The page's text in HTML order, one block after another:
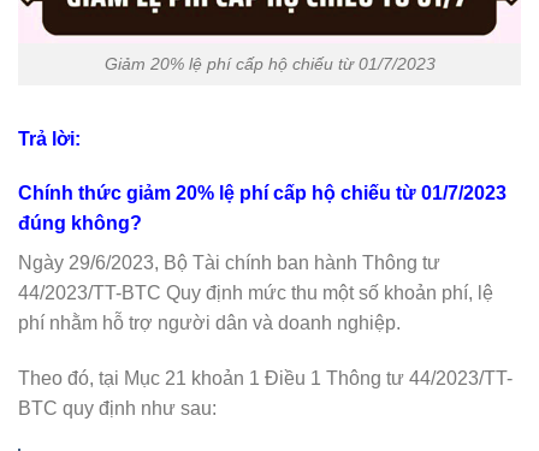
Giảm 20% lệ phí cấp hộ chiếu từ 01/7/2023
Trả lời:
Chính thức giảm 20% lệ phí cấp hộ chiếu từ 01/7/2023
đúng không?
Ngày 29/6/2023, Bộ Tài chính ban hành Thông tư
44/2023/TT-BTC Quy định mức thu một số khoản phí, lệ
phí nhằm hỗ trợ người dân và doanh nghiệp.
Theo đó, tại Mục 21 khoản 1 Điều 1 Thông tư 44/2023/TT-
BTC quy định như sau: